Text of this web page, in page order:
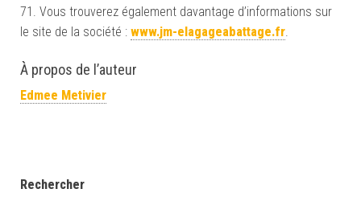
71. Vous trouverez également davantage d’informations sur
le site de la société : www.jm-elagageabattage.fr.
À propos de l’auteur
Edmee Metivier
Rechercher